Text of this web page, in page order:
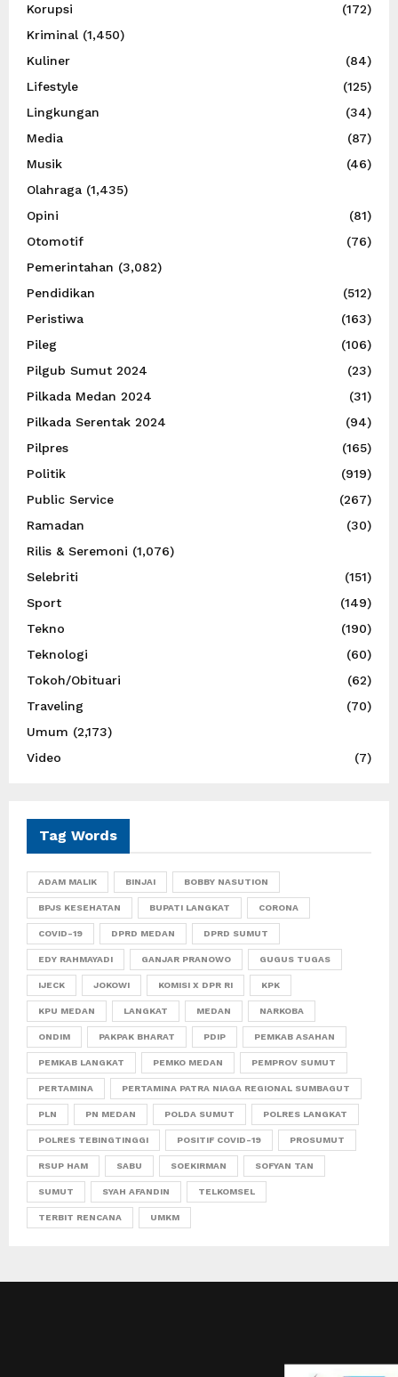
Korupsi
(172)
Kriminal (1,450)
Kuliner
(84)
Lifestyle
(125)
Lingkungan
(34)
Media
(87)
Musik
(46)
Olahraga (1,435)
Opini
(81)
Otomotif
(76)
Pemerintahan (3,082)
Pendidikan
(512)
Peristiwa
(163)
Pileg
(106)
Pilgub Sumut 2024
(23)
Pilkada Medan 2024
(31)
Pilkada Serentak 2024
(94)
Pilpres
(165)
Politik
(919)
Public Service
(267)
Ramadan
(30)
Rilis & Seremoni (1,076)
Selebriti
(151)
Sport
(149)
Tekno
(190)
Teknologi
(60)
Tokoh/Obituari
(62)
Traveling
(70)
Umum (2,173)
Video
(7)
Tag Words
ADAM MALIK BINJAI BOBBY NASUTION
BPJS KESEHATAN BUPATI LANGKAT CORONA
COVID-19 DPRD MEDAN DPRD SUMUT
EDY RAHMAYADI GANJAR PRANOWO GUGUS TUGAS
IJECK JOKOWI KOMISI X DPR RI KPK
KPU MEDAN LANGKAT MEDAN NARKOBA
ONDIM PAKPAK BHARAT PDIP PEMKAB ASAHAN
PEMKAB LANGKAT PEMKO MEDAN PEMPROV SUMUT
PERTAMINA PERTAMINA PATRA NIAGA REGIONAL SUMBAGUT
PLN PN MEDAN POLDA SUMUT POLRES LANGKAT
POLRES TEBINGTINGGI POSITIF COVID-19 PROSUMUT
RSUP HAM SABU SOEKIRMAN SOFYAN TAN
SUMUT SYAH AFANDIN TELKOMSEL
TERBIT RENCANA UMKM